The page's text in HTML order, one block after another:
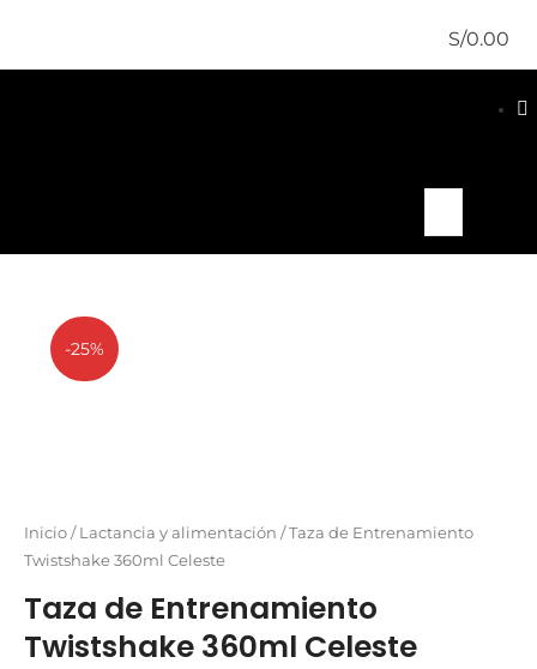
S/0.00
-25%
Inicio / Lactancia y alimentación / Taza de Entrenamiento
Twistshake 360ml Celeste
Taza de Entrenamiento
Twistshake 360ml Celeste